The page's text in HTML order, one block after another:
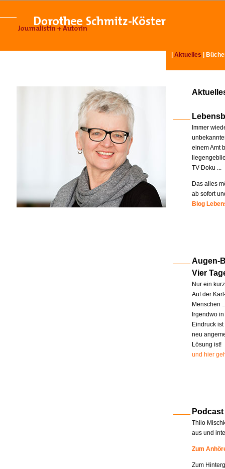
Aktuelles
Immer
einem Amt
TV-Doku ...
Das alles
ab sofort
Blog
Augen-
Vier
Nur ein
Auf der
Menschen
Irgendwo
Eindruck
neu
Lösung ist!
und hier
Podcast
Thilo
aus und
Zum
Zum